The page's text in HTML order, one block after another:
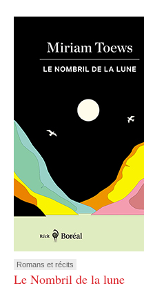
Romans et récits
Le Nombril de la lune